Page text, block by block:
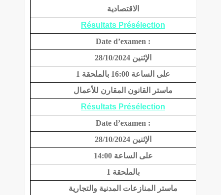
الاقتصادية
Résultats Présélection
Date d’examen :
الإثنين 28/10/2024
على الساعة 16:00 بالملحقة 1
ماستر القانون المقارن للأعمال
Résultats Présélection
Date d’examen :
الإثنين 28/10/2024
على الساعة 14:00
بالملحقة 1
ماستر المنازعات المدنية والتجارية